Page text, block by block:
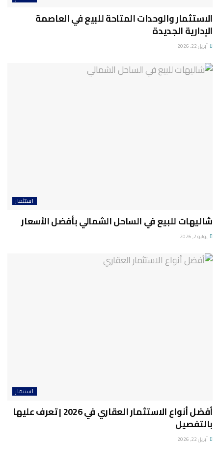
الاستثمار والوحدات المتاحة للبيع في العاصمة
الإدارية الجديدة
أبريل 22, 2026
استثمار
شاليهات للبيع في الساحل الشمالي بأفضل الأسعار
يوليو 2, 2026
استثمار
أفضل أنواع الاستثمار العقاري في 2026 | تعرف عليها
بالتفصيل
أبريل 22, 2026